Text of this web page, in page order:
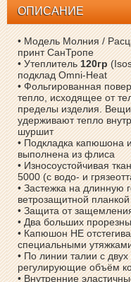
ОПИСАНИЕ
• Модель Молния /
принт СанТропе
• Утеплитель120гр
подклад Omni-Heat
• Фольгированная
тепло, исходящее от
пределы изделия.
удерживают тепло
шуршит
• Подкладка капюшона
выполнена из флиса
• Износоустойчивая
5000 (с водо- и
• Застежка на длинную
ветрозащитной планкой
• Защита от
• Два больших
• Капюшон НЕ
специальными
• По линии талии с
регулирующие объём
• Внутренние